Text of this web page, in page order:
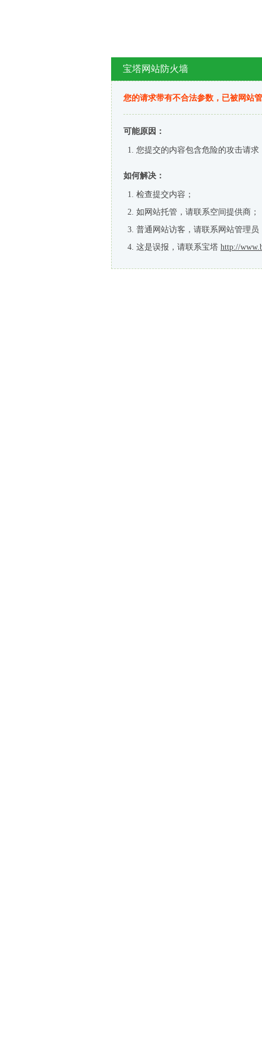
宝塔网站防火墙
您的请求带有不合法参数，已被网站
可能原因：
您提交的内容包含危险的攻击请求
如何解决：
检查提交内容；
如网站托管，请联系空间提供商；
普通网站访客，请联系网站管理员
这是误报，请联系宝塔 http://